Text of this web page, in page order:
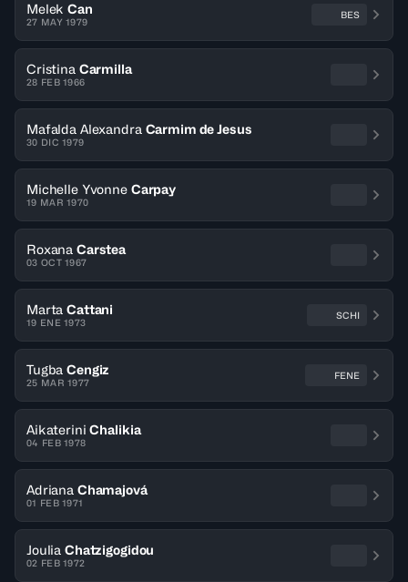
Melek Can
27 MAY 1979
BES
Cristina Carmilla
28 FEB 1966
Mafalda Alexandra Carmim de Jesus
30 DIC 1979
Michelle Yvonne Carpay
19 MAR 1970
Roxana Carstea
03 OCT 1967
Marta Cattani
19 ENE 1973
SCHI
Tugba Cengiz
25 MAR 1977
FENE
Aikaterini Chalikia
04 FEB 1978
Adriana Chamajová
01 FEB 1971
Joulia Chatzigogidou
02 FEB 1972